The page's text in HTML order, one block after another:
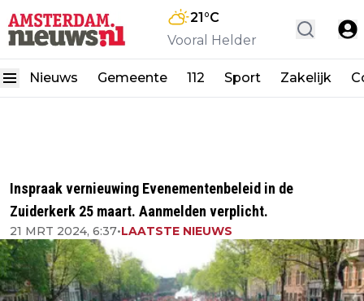
21°C
Vooral Helder
Nieuws Gemeente 112 Sport Zakelijk
Inspraak vernieuwing Evenementenbeleid in de
Zuiderkerk 25 maart. Aanmelden verplicht.
21 MRT 2024, 6:37•LAATSTE NIEUWS